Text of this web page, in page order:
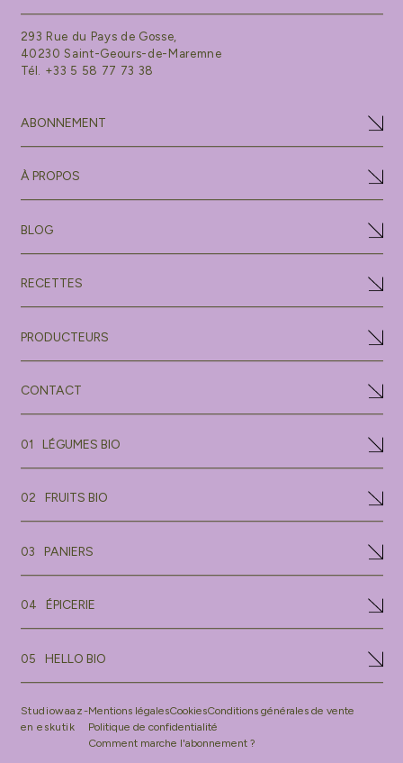
293 Rue du Pays de Gosse,
40230 Saint-Geours-de-Maremne
Tél. +33 5 58 77 73 38
ABONNEMENT
À PROPOS
BLOG
RECETTES
PRODUCTEURS
CONTACT
01 LÉGUMES BIO
02 FRUITS BIO
03 PANIERS
04 ÉPICERIE
05 HELLO BIO
Studiowaaz-
en eskutik
Mentions légalesCookiesConditions générales de vente
Politique de confidentialité
Comment marche l'abonnement ?